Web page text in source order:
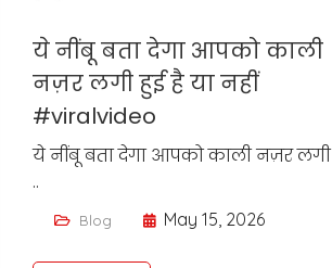
ये नींबू बता देगा आपको काली
नज़र लगी हुई है या नहीं
#viralvideo
ये नींबू बता देगा आपको काली नज़र लगी
..
Blog May 15, 2026